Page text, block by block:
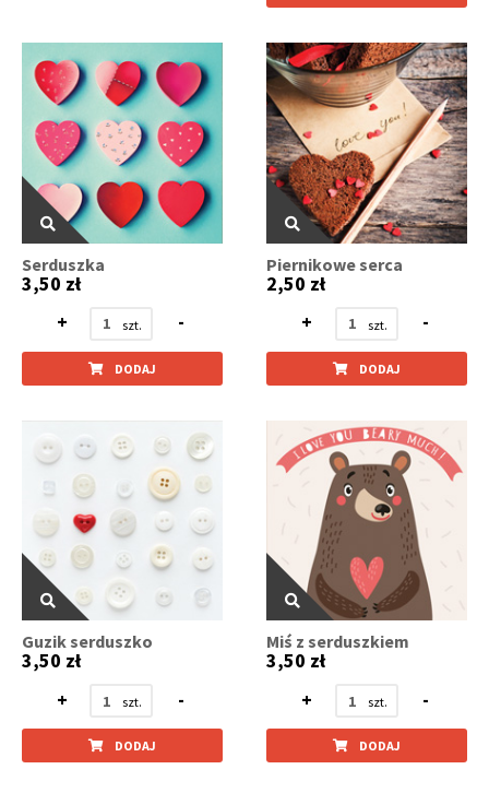
Serduszka
3,50 zł
+
-
DODAJ
Piernikowe serca
2,50 zł
+
-
DODAJ
Guzik serduszko
3,50 zł
+
-
DODAJ
Miś z serduszkiem
3,50 zł
+
-
DODAJ